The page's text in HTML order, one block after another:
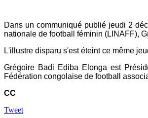
Dans un communiqué publié jeudi 2
nationale de football féminin (LINAFF),
L'illustre disparu s'est éteint ce même
Grégoire Badi Ediba Elonga est
Fédération congolaise de football
CC
Tweet